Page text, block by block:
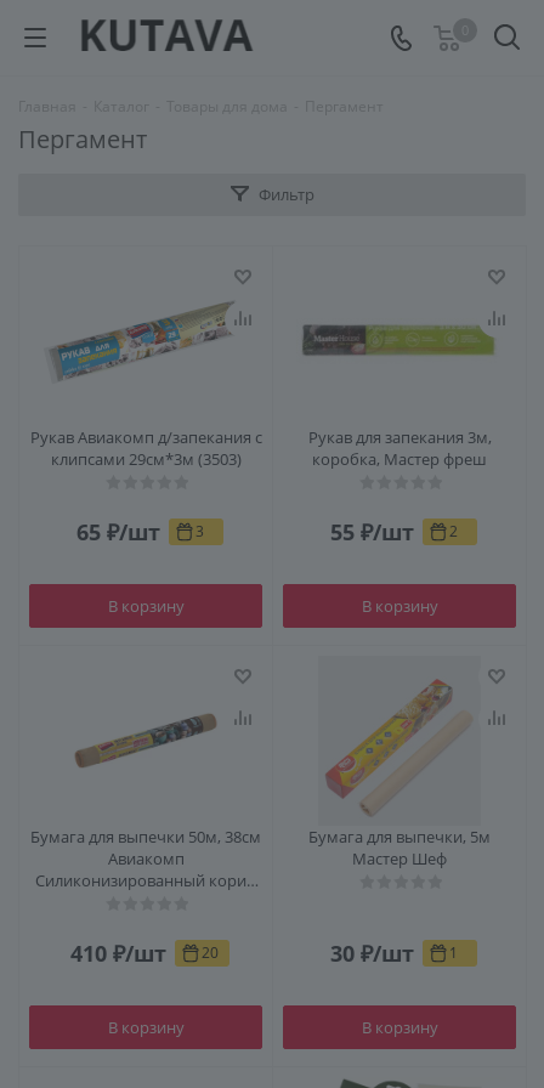
Пергамент
Фильтр
Рукав Авиакомп д/запекания с
клипсами 29см*3м (3503)
65 ₽/шт 3
В корзину
Рукав для запекания 3м,
коробка, Мастер фреш
55 ₽/шт 2
В корзину
Бумага для выпечки 50м, 38см
Авиакомп
Силиконизированный корич
410 ₽/шт 20
В корзину
Бумага для выпечки, 5м
Мастер Шеф
30 ₽/шт 1
В корзину